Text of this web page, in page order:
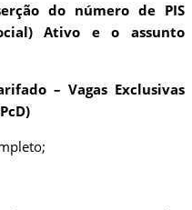
do número de PIS
Ativo e o assunto
– Vagas Exclusivas